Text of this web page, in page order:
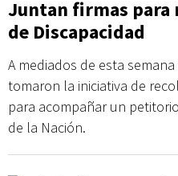
Juntan firmas para
de Discapacidad
A mediados de esta
tomaron la iniciativa de
para acompañar un
de la Nación.